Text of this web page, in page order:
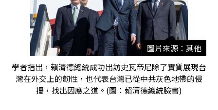
圖片來源：其他
學者指出，賴清德總統成功出訪史瓦帝尼除了實質展現台
灣在外交上的韌性，也代表台灣已從中共灰色地帶的侵
擾，找出因應之道。(圖：賴清德總統臉書)